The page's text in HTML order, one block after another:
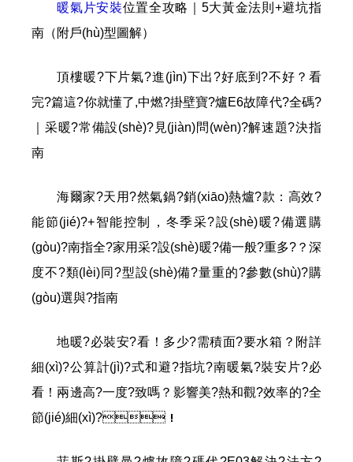
暖氣片安裝位置全攻略｜5大黃金法則+避坑指
南（附戶(hù)型圖解）
頂樓暖?下片氣?進(jìn)下出?好底到?不好？看
完?篇這?你就懂了,中燃?掛壁寶?爐E6故障代?全碼?
｜采暖?常備設(shè)?見(jiàn)問(wèn)?解速題?決指
南
海爾家?天用?然氣鍋?銷(xiāo)熱爐?款：高效?
能節(jié)?+智能控制，冬季采?設(shè)暖?備選購
(gòu)?南指全?家用采?設(shè)暖?備一般?重多?？深
度不?類(lèi)同?型設(shè)備?量重的?參數(shù)?購
(gòu)選與?指南
地暖?必裝安?看！多少?需積面?要水箱？附詳
細(xì)?公算計(jì)?式和避?指坑?南暖氣?裝安片?必
看！兩邊高?一度?致嗎？影響美?熱和觀?效率的?全
節(jié)細(xì)?！